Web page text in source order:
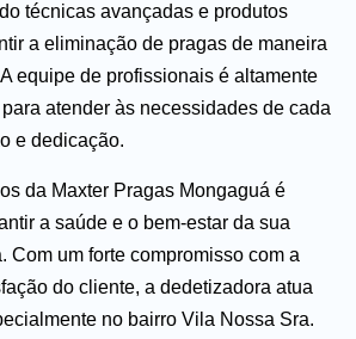
técnicas avançadas e produtos
a eliminação de pragas de maneira
equipe de profissionais é altamente
atender às necessidades de cada
e dedicação.
da Maxter Pragas Mongaguá é
a saúde e o bem-estar da sua
Com um forte compromisso com a
do cliente, a dedetizadora atua
no bairro Vila Nossa Sra.